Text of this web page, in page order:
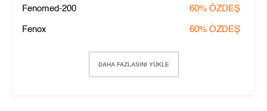
Fenomed-200 60% ÖZDEŞ
Fenox 60% ÖZDEŞ
DAHA FAZLASINI YÜKLE